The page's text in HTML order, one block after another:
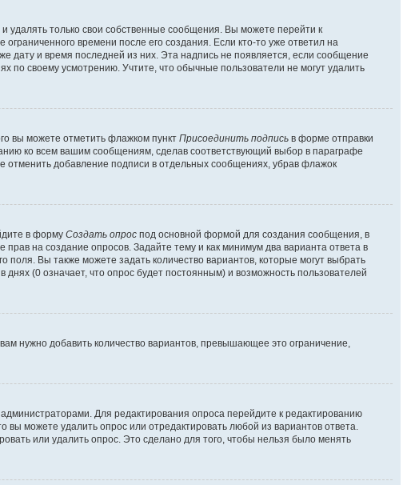
только свои собственные сообщения. Вы можете перейти к
времени после его создания. Если кто-то уже ответил на
дату и время последней из них. Эта надпись не появляется, если сообщение
по своему усмотрению. Учтите, что обычные пользователи не могут удалить
вы можете отметить флажком пункт Присоединить подпись в форме отправки
ко всем вашим сообщениям, сделав соответствующий выбор в параграфе
добавление подписи в отдельных сообщениях, убрав флажок
в форму Создать опрос под основной формой для создания сообщения, в
на создание опросов. Задайте тему и как минимум два варианта ответа в
поля. Вы также можете задать количество вариантов, которые могут выбрать
(0 означает, что опрос будет постоянным) и возможность пользователей
нужно добавить количество вариантов, превышающее это ограничение,
Для редактирования опроса перейдите к редактированию
вы можете удалить опрос или отредактировать любой из вариантов ответа.
или удалить опрос. Это сделано для того, чтобы нельзя было менять